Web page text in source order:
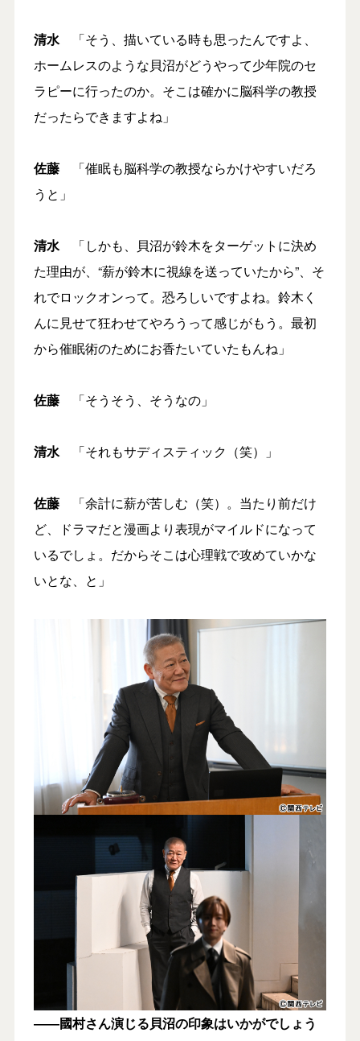
清水「そう、描いている時も思ったんですよ、
ホームレスのような貝沼がどうやって少年院のセ
ラピーに行ったのか。そこは確かに脳科学の教授
だったらできますよね」
佐藤「催眠も脳科学の教授ならかけやすいだろ
うと」
清水「しかも、貝沼が鈴木をターゲットに決め
た理由が、“薪が鈴木に視線を送っていたから”、そ
れでロックオンって。恐ろしいですよね。鈴木く
んに見せて狂わせてやろうって感じがもう。最初
から催眠術のためにお香たいていたもんね」
佐藤 「そうそう、そうなの」
清水「それもサディスティック（笑）」
佐藤「余計に薪が苦しむ（笑）。当たり前だけ
ど、ドラマだと漫画より表現がマイルドになって
いるでしょ。だからそこは心理戦で攻めていかな
いとな、と」
――國村さん演じる貝沼の印象はいかがでしょう